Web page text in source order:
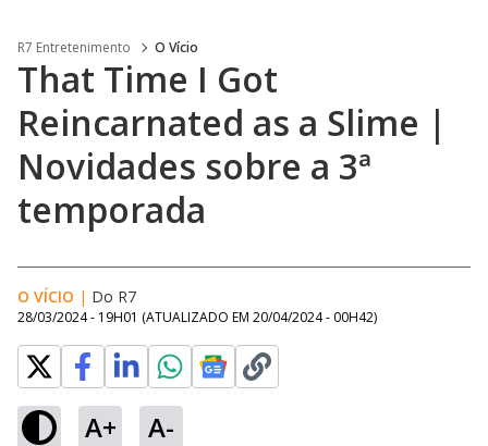
R7 Entretenimento O Vício
That Time I Got
Reincarnated as a Slime |
Novidades sobre a 3ª
temporada
O VÍCIO | Do R7
28/03/2024 - 19H01 (ATUALIZADO EM 20/04/2024 - 00H42)
A+ A-